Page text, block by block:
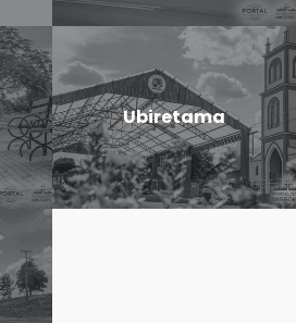
Ubiretama